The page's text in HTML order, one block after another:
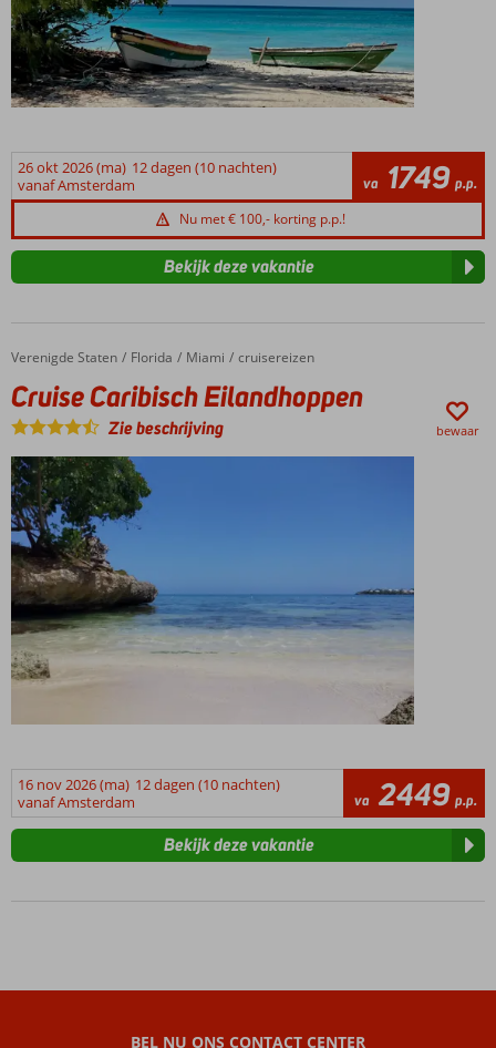
26 okt 2026 (ma) 12 dagen (10 nachten)
vanaf Amsterdam
va 1749 p.p.
Nu met € 100,- korting p.p.!
Bekijk deze vakantie
Home
Verenigde Staten Florida Miami cruisereizen
Cruise Caribisch Eilandhoppen
Cruise Caribisch Eilandhoppen
Zie beschrijving bewaar
16 nov 2026 (ma) 12 dagen (10 nachten)
vanaf Amsterdam
va 2449 p.p.
Bekijk deze vakantie
BEL NU ONS CONTACT CENTER